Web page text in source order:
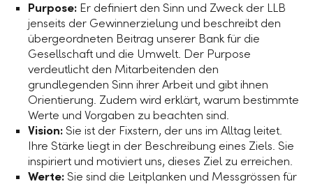
Purpose: Er definiert den Sinn und Zweck der LLB
jenseits der Gewinnerzielung und beschreibt den
übergeordneten Beitrag unserer Bank für die
Gesellschaft und die Umwelt. Der Purpose
verdeutlicht den Mitarbeitenden den
grundlegenden Sinn ihrer Arbeit und gibt ihnen
Orientierung. Zudem wird erklärt, warum bestimmte
Werte und Vorgaben zu beachten sind.
Vision: Sie ist der Fixstern, der uns im Alltag leitet.
Ihre Stärke liegt in der Beschreibung eines Ziels. Sie
inspiriert und motiviert uns, dieses Ziel zu erreichen.
Werte: Sie sind die Leitplanken und Messgrössen für